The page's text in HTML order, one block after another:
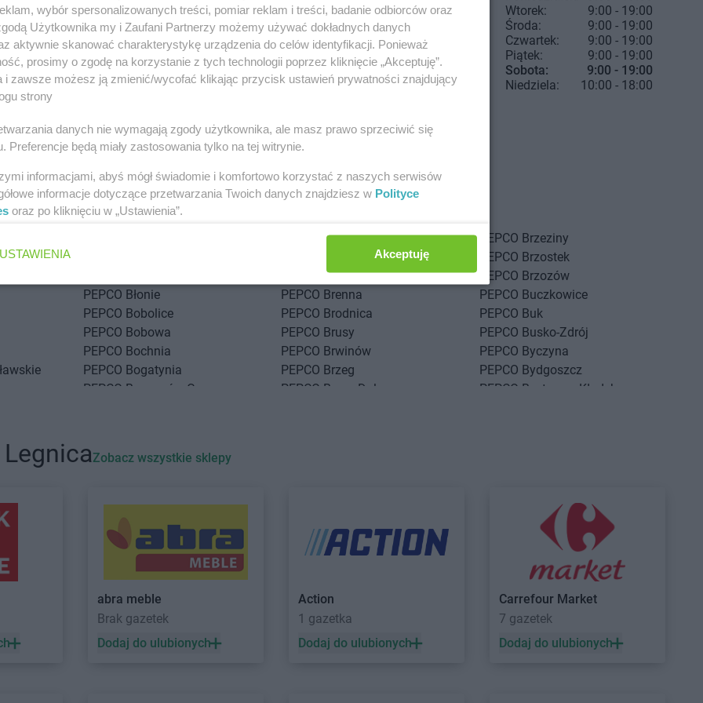
Wtorek:
9:00 - 19:00
Środa:
9:00 - 19:00
Czwartek:
9:00 - 19:00
Piątek:
9:00 - 19:00
Sobota:
9:00 - 19:00
Niedziela:
10:00 - 18:00
PEPCO Andrychów
PEPCO Augustów
PEPCO Błonie
PEPCO Bobolice
PEPCO Bobowa
PEPCO Bochnia
PEPCO Bogatynia
PEPCO Boguszów-Gorce
PEPCO
Braniewo
Bratkowice
PEPCO Brenna
PEPCO Brodnica
PEPCO Brusy
PEPCO Brwinów
PEPCO Brzeg
PEPCO Brzeg Dolny
PEPCO Brzeziny
PEPCO Brzostek
PEPCO Brzozów
PEPCO Buczkowice
PEPCO Buk
PEPCO Busko-Zdrój
PEPCO Byczyna
PEPCO Bydgoszcz
PEPCO Bystrzyca Kłodzka
PEPCO
Czaplinek
PEPCO Czarna
Czarna Białostocka
PEPCO Czeladź
PEPCO Czerniejewo
Człuchów
Czudec
PEPCO Dębowa
PEPCO Debrzno
PEPCO Drawsko Pomorskie
PEPCO Drezdenko
PEPCO Dynów
PEPCO Działdowo
Zobacz wszystkie sklepy
abra meble
Brak gazetek
Dodaj do ulubionych
Action
1 gazetka
Dodaj do ulubionych
Carrefour Market
7 gazetek
Dodaj do ulubionych
wybór spersonalizowanych treści, pomiar reklam i treści, badanie odbiorców oraz
Użytkownika my i Zaufani Partnerzy możemy używać dokładnych danych
aktywnie skanować charakterystykę urządzenia do celów identyfikacji. Ponieważ
prosimy o zgodę na korzystanie z tych technologii poprzez kliknięcie „Akceptuję”.
i zawsze możesz ją zmienić/wycofać klikając przycisk ustawień prywatności znajdujący
strony
danych nie wymagają zgody użytkownika, ale masz prawo sprzeciwić się
Preferencje będą miały zastosowania tylko na tej witrynie.
informacjami, abyś mógł świadomie i komfortowo korzystać z naszych serwisów
informacje dotyczące przetwarzania Twoich danych znajdziesz w Polityce
oraz po kliknięciu w „Ustawienia”.
USTAWIENIA Akceptuję